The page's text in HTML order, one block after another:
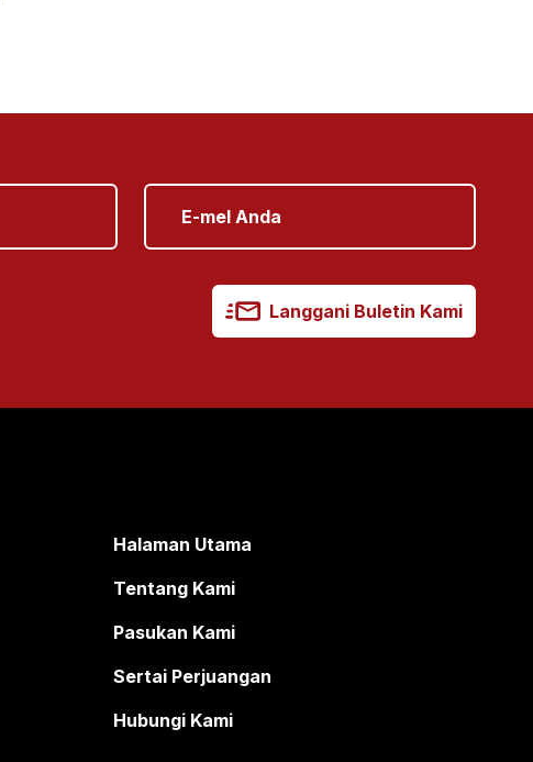
Langgani Buletin Kami
Halaman Utama
Tentang Kami
Pasukan Kami
Sertai Perjuangan
Hubungi Kami